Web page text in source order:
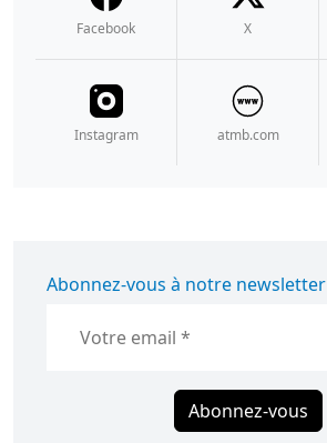
Facebook X
Instagram atmb.com
Abonnez-vous à notre newsletter
Abonnez-vous